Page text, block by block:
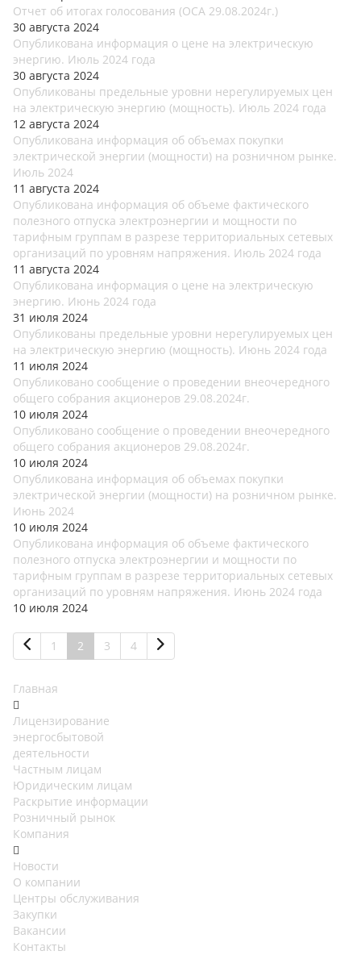
Отчет об итогах голосования (ОСА 29.08.2024г.)
30 августа 2024
Опубликована информация о цене на электрическую
энергию. Июль 2024 года
30 августа 2024
Опубликованы предельные уровни нерегулируемых цен
на электрическую энергию (мощность). Июль 2024 года
12 августа 2024
Опубликована информация об объемах покупки
электрической энергии (мощности) на розничном рынке.
Июль 2024
11 августа 2024
Опубликована информация об объеме фактического
полезного отпуска электроэнергии и мощности по
тарифным группам в разрезе территориальных сетевых
организаций по уровням напряжения. Июль 2024 года
11 августа 2024
Опубликована информация о цене на электрическую
энергию. Июнь 2024 года
31 июля 2024
Опубликованы предельные уровни нерегулируемых цен
на электрическую энергию (мощность). Июнь 2024 года
11 июля 2024
Опубликовано сообщение о проведении внеочередного
общего собрания акционеров 29.08.2024г.
10 июля 2024
Опубликовано сообщение о проведении внеочередного
общего собрания акционеров 29.08.2024г.
10 июля 2024
Опубликована информация об объемах покупки
электрической энергии (мощности) на розничном рынке.
Июнь 2024
10 июля 2024
Опубликована информация об объеме фактического
полезного отпуска электроэнергии и мощности по
тарифным группам в разрезе территориальных сетевых
организаций по уровням напряжения. Июнь 2024 года
10 июля 2024
1 2 3 4
Главная
Лицензирование
энергосбытовой
деятельности
Частным лицам
Юридическим лицам
Раскрытие информации
Розничный рынок
Компания
Новости
О компании
Центры обслуживания
Закупки
Вакансии
Контакты